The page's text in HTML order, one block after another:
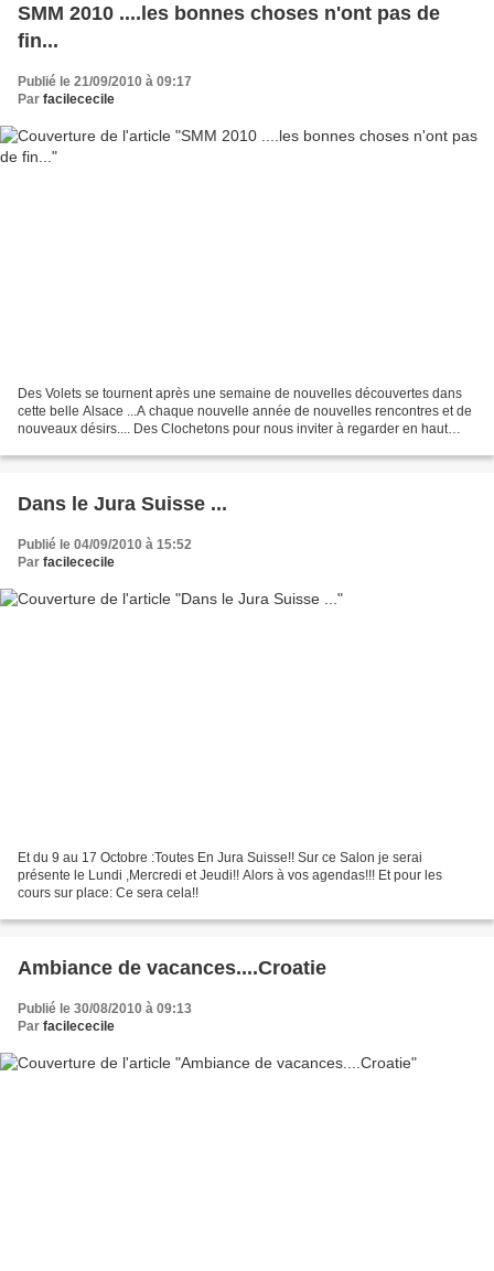
SMM 2010 ....les bonnes choses n'ont pas de
fin...
Publié le 21/09/2010 à 09:17
Par facilececile
Des Volets se tournent après une semaine de nouvelles découvertes dans
cette belle Alsace ...A chaque nouvelle année de nouvelles rencontres et de
nouveaux désirs.... Des Clochetons pour nous inviter à regarder en haut
Dans le Jura Suisse ...
Publié le 04/09/2010 à 15:52
Par facilececile
Et du 9 au 17 Octobre :Toutes En Jura Suisse!! Sur ce Salon je serai
présente le Lundi ,Mercredi et Jeudi!! Alors à vos agendas!!! Et pour les
cours sur place: Ce sera cela!!
Ambiance de vacances....Croatie
Publié le 30/08/2010 à 09:13
Par facilececile